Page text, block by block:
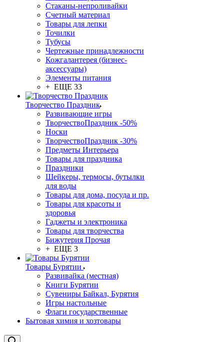
Стаканы-непроливайки
Счетный материал
Товары для лепки
Точилки
Тубусы
Чертежные принадлежности
Кожгалантерея (бизнес-
аксессуары)
Элементы питания
+ ЕЩЕ 33
Творчество Праздник
Развивающие игры
ТворчествоПраздник -50%
Носки
ТворчествоПраздник -30%
Предметы Интерьера
Товары для праздника
Праздники
Шейкеры, термосы, бутылки
для воды
Товары для дома, посуда и пр.
Товары для красоты и
здоровья
Гаджеты и электроника
Товары для творчества
Бижутерия Прочая
+ ЕЩЕ 3
Товары Бурятии
Развивайка (местная)
Книги Бурятии
Сувениры Байкал, Бурятия
Игры настольные
Флаги государственные
Бытовая химия и хозтовары